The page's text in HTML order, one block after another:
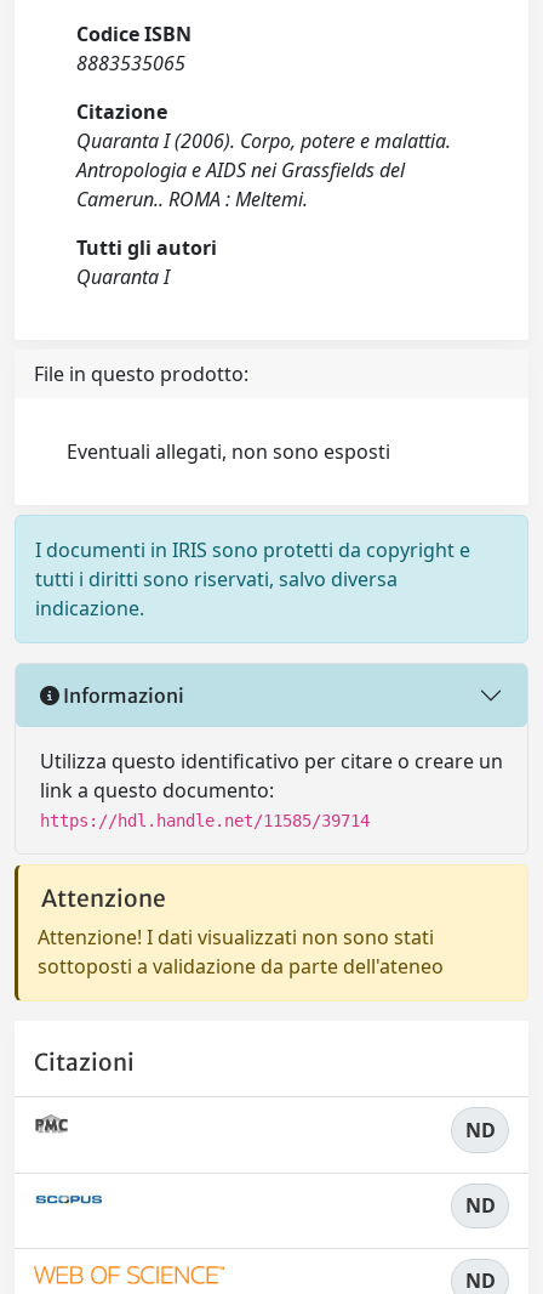
Codice ISBN
8883535065
Citazione
Quaranta I (2006). Corpo, potere e malattia.
Antropologia e AIDS nei Grassfields del
Camerun.. ROMA : Meltemi.
Tutti gli autori
Quaranta I
File in questo prodotto:
Eventuali allegati, non sono esposti
I documenti in IRIS sono protetti da copyright e
tutti i diritti sono riservati, salvo diversa
indicazione.
Informazioni
Utilizza questo identificativo per citare o creare un
link a questo documento:
https://hdl.handle.net/11585/39714
Attenzione
Attenzione! I dati visualizzati non sono stati
sottoposti a validazione da parte dell'ateneo
Citazioni
ND
ND
ND